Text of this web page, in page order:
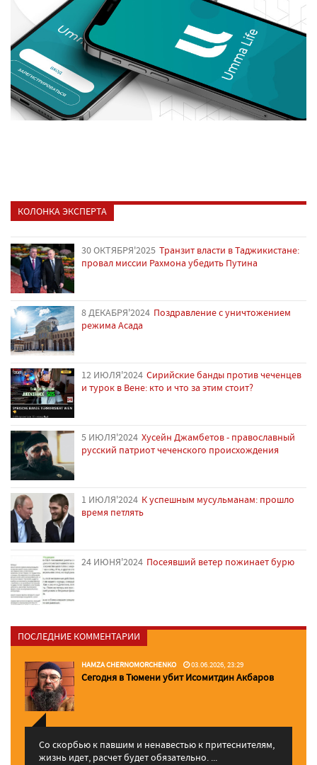
КОЛОНКА ЭКСПЕРТА
30 ОКТЯБРЯ'2025 Транзит власти в Таджикистане:
провал миссии Рахмона убедить Путина
8 ДЕКАБРЯ'2024 Поздравление с уничтожением
режима Асада
12 ИЮЛЯ'2024 Сирийские банды против чеченцев
и турок в Вене: кто и что за этим стоит?
5 ИЮЛЯ'2024 Хусейн Джамбетов - православный
русский патриот чеченского происхождения
1 ИЮЛЯ'2024 К успешным мусульманам: прошло
время петлять
24 ИЮНЯ'2024 Посеявший ветер пожинает бурю
ПОСЛЕДНИЕ КОММЕНТАРИИ
HAMZA CHERNOMORCHENKO 03.06.2026, 23:29
Сегодня в Тюмени убит Исомитдин Акбаров
Со скорбью к павшим и ненавестью к притеснителям,
жизнь идет, расчет будет обязательно. ...